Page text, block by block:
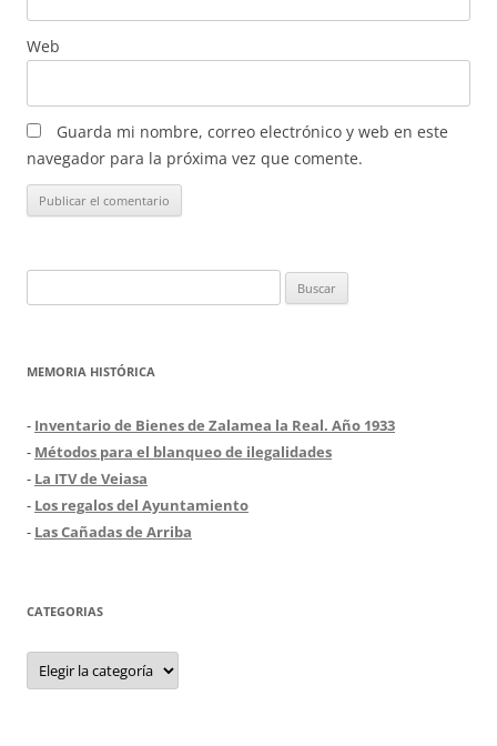
Web
Guarda mi nombre, correo electrónico y web en este
navegador para la próxima vez que comente.
MEMORIA HISTÓRICA
- Inventario de Bienes de Zalamea la Real. Año 1933
- Métodos para el blanqueo de ilegalidades
- La ITV de Veiasa
- Los regalos del Ayuntamiento
- Las Cañadas de Arriba
CATEGORIAS
Categorias